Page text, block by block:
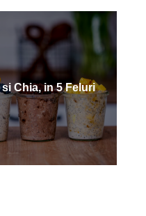
Chia, in 5 Feluri